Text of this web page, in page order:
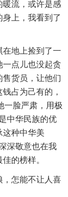
暖流，或许是感
上，我看到了
地上捡到了一
点儿也没起贪
货员，让他们
占为己有的，
一脸严肃，用极
中华民族的优
这种中华美
深敬意也在我
的榜样。
，怎能不让人喜